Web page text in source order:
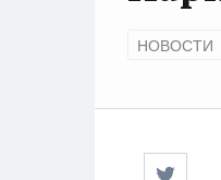
НОВОСТИ